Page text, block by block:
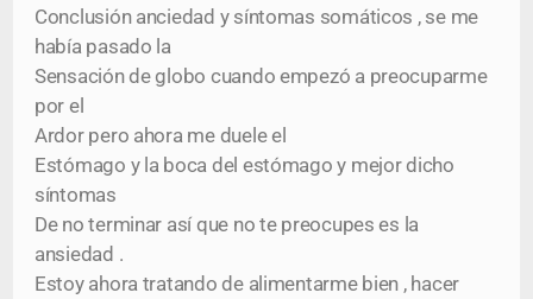
Conclusión anciedad y síntomas somáticos , se me
había pasado la
Sensación de globo cuando empezó a preocuparme
por el
Ardor pero ahora me duele el
Estómago y la boca del estómago y mejor dicho
síntomas
De no terminar así que no te preocupes es la
ansiedad .
Estoy ahora tratando de alimentarme bien , hacer